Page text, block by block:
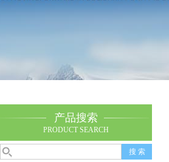
产品搜索
PRODUCT SEARCH